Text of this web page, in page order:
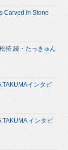
Carved In Stone
拓 続・たっきゅん
インタビ
インタビ